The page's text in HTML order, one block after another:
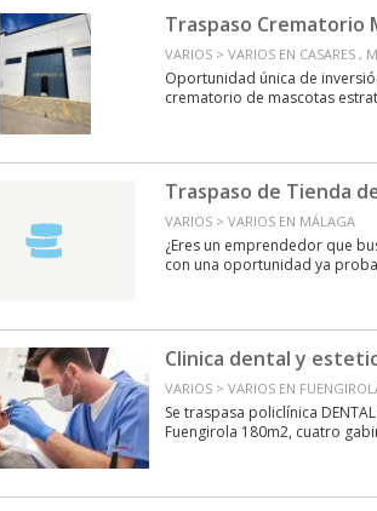
Traspaso Crematorio
VARIOS > VARIOS EN CASARES ,
Oportunidad única de
crematorio de mascotas
Traspaso de Tienda
VARIOS > VARIOS EN MÁLAGA
¿Eres un emprendedor que
con una oportunidad ya
Clinica dental y
VARIOS > VARIOS EN
Se traspasa policlínica
Fuengirola 180m2, cuatro